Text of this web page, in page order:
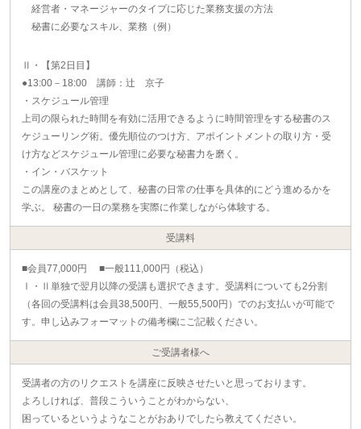
経営者・マネージャーのタイプに応じた業務支援の方法
秘書に必要なスキル、業務（例）
Ⅱ・【第2日目】
●13:00－18:00 講師：辻 京子
・スケジュール管理
上司の限られた時間を有効に活用できるように時間管理をする秘書のス
ケジューリング術。優先順位のつけ方、アポイントメントの取り方・受
け方などスケジュール管理に必要な秘書力を磨く。
・イン・バスケット
この講座のまとめとして、秘書の日常の仕事を具体的にどう進めるかを
学ぶ。 秘書の一日の業務を実際に作業しながら体験する。
受講料
■会員77,000円 ■一般111,000円（税込）
Ⅰ・Ⅱ単独で翌月以降の受講も選択できます。受講料についても2分割
（各回の受講料は会員38,500円、一般55,500円）でのお支払いが可能で
す。申し込みフォーマットの備考欄にご記載ください。
ご受講者様へ
受講者の方のリクエストを講座に反映させたいと思っております。
よろしければ、普段こういうことがわからない、
困っているというようなことがおありでしたら教えてください。